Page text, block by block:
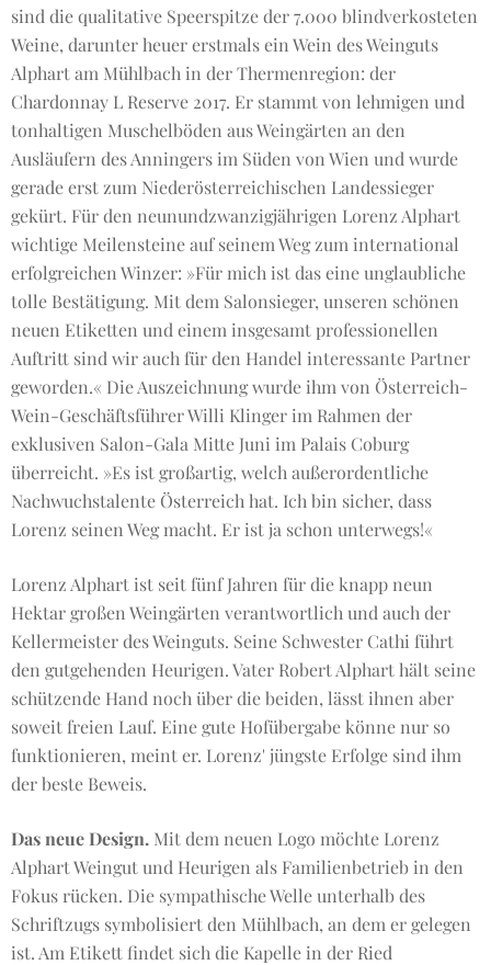
sind die qualitative Speerspitze der 7.000 blindverkosteten
Weine, darunter heuer erstmals ein Wein des Weinguts
Alphart am Mühlbach in der Thermenregion: der
Chardonnay L Reserve 2017. Er stammt von lehmigen und
tonhaltigen Muschelböden aus Weingärten an den
Ausläufern des Anningers im Süden von Wien und wurde
gerade erst zum Niederösterreichischen Landessieger
gekürt. Für den neunundzwanzigjährigen Lorenz Alphart
wichtige Meilensteine auf seinem Weg zum international
erfolgreichen Winzer: »Für mich ist das eine unglaubliche
tolle Bestätigung. Mit dem Salonsieger, unseren schönen
neuen Etiketten und einem insgesamt professionellen
Auftritt sind wir auch für den Handel interessante Partner
geworden.« Die Auszeichnung wurde ihm von Österreich-
Wein-Geschäftsführer Willi Klinger im Rahmen der
exklusiven Salon-Gala Mitte Juni im Palais Coburg
überreicht. »Es ist großartig, welch außerordentliche
Nachwuchstalente Österreich hat. Ich bin sicher, dass
Lorenz seinen Weg macht. Er ist ja schon unterwegs!«
Lorenz Alphart ist seit fünf Jahren für die knapp neun
Hektar großen Weingärten verantwortlich und auch der
Kellermeister des Weinguts. Seine Schwester Cathi führt
den gutgehenden Heurigen. Vater Robert Alphart hält seine
schützende Hand noch über die beiden, lässt ihnen aber
soweit freien Lauf. Eine gute Hofübergabe könne nur so
funktionieren, meint er. Lorenz' jüngste Erfolge sind ihm
der beste Beweis.
Das neue Design. Mit dem neuen Logo möchte Lorenz
Alphart Weingut und Heurigen als Familienbetrieb in den
Fokus rücken. Die sympathische Welle unterhalb des
Schriftzugs symbolisiert den Mühlbach, an dem er gelegen
ist. Am Etikett findet sich die Kapelle in der Ried